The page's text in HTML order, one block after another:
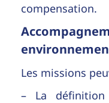
compensation.
Les missions
– La définition